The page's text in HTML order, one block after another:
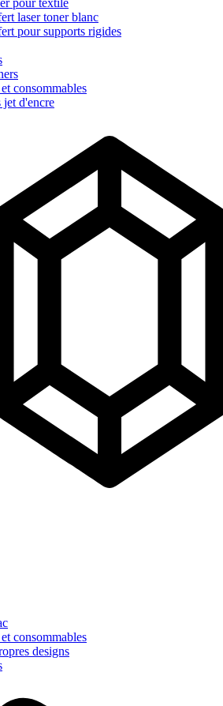
laser toner blanc
pour supports rigides
consommables
jet d'encre
consommables
designs